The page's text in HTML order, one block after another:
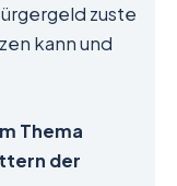
zuste
kann und
Thema
der